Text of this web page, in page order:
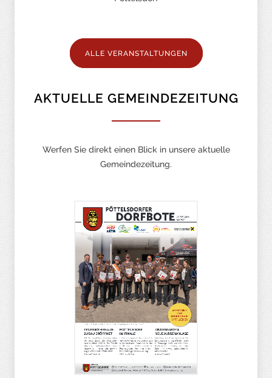
ALLE VERANSTALTUNGEN
AKTUELLE GEMEINDEZEITUNG
Werfen Sie direkt einen Blick in unsere aktuelle
Gemeindezeitung.